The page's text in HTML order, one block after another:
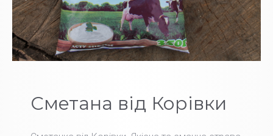
Сметана від Корівки